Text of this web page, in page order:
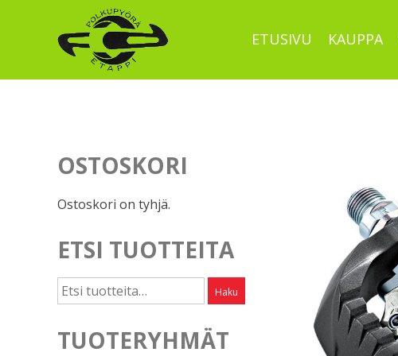
ETUSIVU KAUPPA
OSTOSKORI
Ostoskori on tyhjä.
ETSI TUOTTEITA
Etsi: Haku
TUOTERYHMÄT